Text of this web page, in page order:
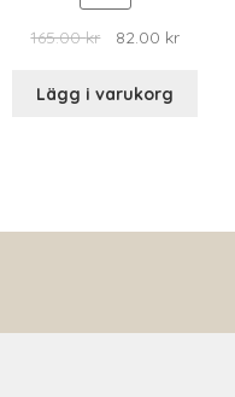
165.00kr 82.00 kr
Lägg i varukorg